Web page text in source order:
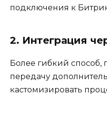
подключения к
2. Интеграция
Более гибкий способ,
передачу
кастомизировать